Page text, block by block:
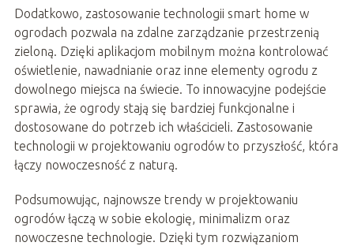
Dodatkowo, zastosowanie technologii smart home w
ogrodach pozwala na zdalne zarządzanie przestrzenią
zieloną. Dzięki aplikacjom mobilnym można kontrolować
oświetlenie, nawadnianie oraz inne elementy ogrodu z
dowolnego miejsca na świecie. To innowacyjne podejście
sprawia, że ogrody stają się bardziej funkcjonalne i
dostosowane do potrzeb ich właścicieli. Zastosowanie
technologii w projektowaniu ogrodów to przyszłość, która
łączy nowoczesność z naturą.
Podsumowując, najnowsze trendy w projektowaniu
ogrodów łączą w sobie ekologię, minimalizm oraz
nowoczesne technologie. Dzięki tym rozwiązaniom